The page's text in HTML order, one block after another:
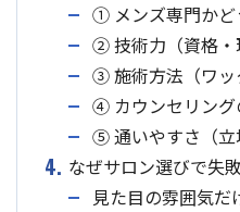
① メンズ専門かど
② 技術力（資格・
③ 施術方法（ワッ
④ カウンセリング
⑤ 通いやすさ（立
4. なぜサロン選びで失
見た目の雰囲気だ